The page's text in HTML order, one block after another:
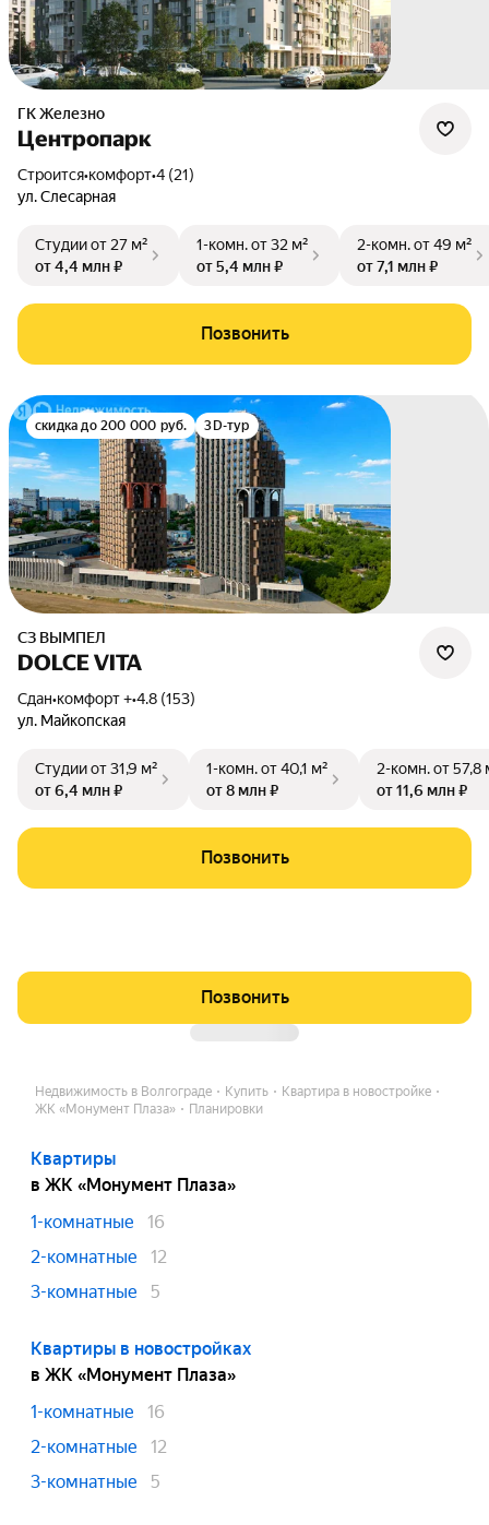
ГК Железно
Центропарк
Строится•комфорт•4 (21)
ул. Слесарная
Студииот 27 м²
от 4,4 млн ₽
1-комн.от 32 м²
от 5,4 млн ₽
2-комн.от 49 м²
от 7,1 млн ₽
Позвонить
скидка до 200 000 руб. 3D-тур
СЗ ВЫМПЕЛ
DOLCE VITA
Сдан•комфорт +•4.8 (153)
ул. Майкопская
Студииот 31,9 м²
от 6,4 млн ₽
1-комн.от 40,1 м²
от 8 млн ₽
2-комн.от 57,8
от 11,6 млн ₽
Позвонить
Позвонить
Недвижимость в Волгограде Купить
Квартира в новостройке
ЖК «Монумент Плаза»
Планировки
Квартиры
в ЖК «Монумент Плаза»
1-комнатные
16
2-комнатные
12
3-комнатные
5
Квартиры в новостройках
в ЖК «Монумент Плаза»
1-комнатные
16
2-комнатные
12
3-комнатные
5